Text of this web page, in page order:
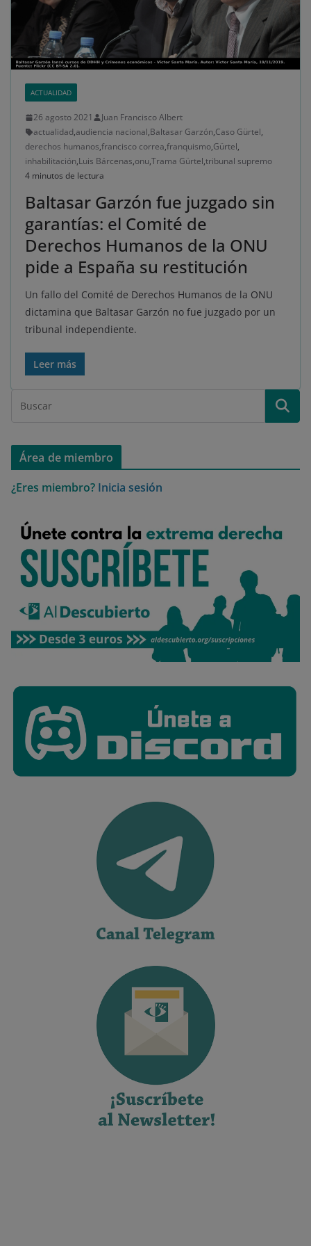
ACTUALIDAD
26 agosto 2021
Juan Francisco Albert
actualidad,audiencia nacional,Baltasar Garzón,Caso Gürtel,
derechos humanos,francisco correa,franquismo,Gürtel,
inhabilitación,Luis Bárcenas,onu,Trama Gürtel,tribunal supremo
4 minutos de lectura
Baltasar Garzón fue juzgado sin
garantías: el Comité de
Derechos Humanos de la ONU
pide a España su restitución
Un fallo del Comité de Derechos Humanos de la ONU
dictamina que Baltasar Garzón no fue juzgado por un
tribunal independiente.
Leer más
Área de miembro
¿Eres miembro? Inicia sesión